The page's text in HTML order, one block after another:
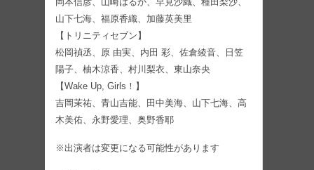
山下七海、福原香織、加藤英美里
【トリニティセブン】
松岡禎丞、原 由実、内田 彩、佐倉綾音、日笠
陽子、柚木涼香、村川梨衣、東山奈央
【Wake Up, Girls！】
吉岡茉祐、青山吉能、田中美海、山下七海、高
木美佑、永野愛理、奥野香耶
※出演者は変更になる可能性があります